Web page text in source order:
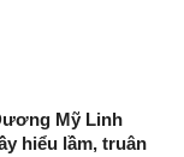
Mỹ Linh
hiểu lầm, truân